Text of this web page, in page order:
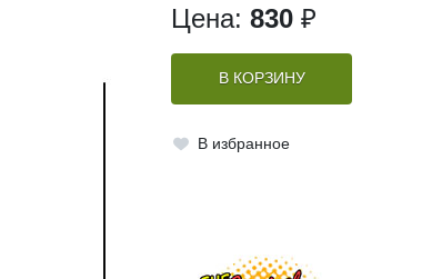
Цена: 830 ₽
В КОРЗИНУ
В избранное